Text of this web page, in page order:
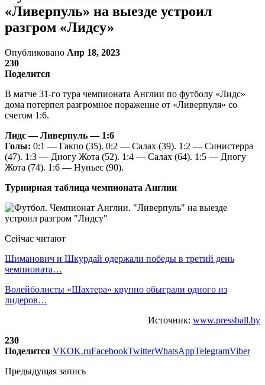
«Ливерпуль» на выезде устроил
разгром «Лидсу»
Опубликовано Апр 18, 2023
230
Поделится
В матче 31-го тура чемпионата Англии по футболу «Лидс»
дома потерпел разгромное поражение от «Ливерпуля» со
счетом 1:6.
Лидс — Ливерпуль — 1:6
Голы: 0:1 — Гакпо (35). 0:2 — Салах (39). 1:2 — Синистерра
(47). 1:3 — Диогу Жота (52). 1:4 — Салах (64). 1:5 — Диогу
Жота (74). 1:6 — Нуньес (90).
Турнирная таблица чемпионата Англии
Сейчас читают
Шиманович и Шкурдай одержали победы в третий день
чемпионата…
Волейболисты «Шахтера» крупно обыграли одного из
лидеров…
Источник: www.pressball.by
230
Поделится VKOK.ruFacebookTwitterWhatsAppTelegramViber
Предыдущая запись